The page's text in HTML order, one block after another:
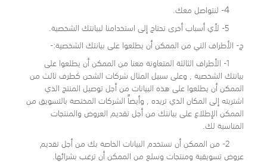
- لنتواصل معك.
5- لأي أسباب أخرى تحتاج إلى استخدامنا لبيانتك الشخصية.
ج- الأطراف التي من الممكن أن يطلعوا على بيانتك الشخصية:-
1- الأطراف الثالثة المتعاونة معنا من الممكن أن يطلعوا على
بيانتك الشخصية , وعلى سبيل المثال شركات الشحن كطرف ثالث من
الممكن أن يطلعوا على هذه البيانات من أجل توصيل المنتج الذي
اشتريته إلى المكان الذي تريده , وأيضاً الشركات المختصة بالتسويق من
الممكن الإطلاع على بيانتك من أجل تقديم العروض والمنتجات
المناسبة لك.
2- من الممكن أن نستخدم البيانات الخاصة بك من أجل تقديم
عروض تسويقية ومنتجات وسلع من الممكن أن ترغب بشرائها.